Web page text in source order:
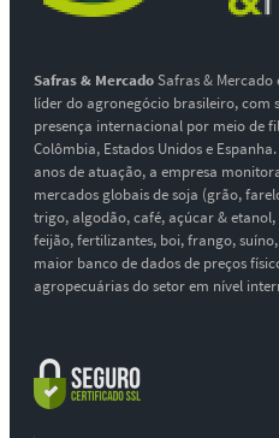
Safras & MercadoSafras & Mercado
líder do agronegócio brasileiro, com
presença internacional por meio de
Colômbia, Estados Unidos e
anos de atuação, a empresa
mercados globais de soja (grão,
trigo, algodão, café, açúcar &
feijão, fertilizantes, boi, frango,
maior banco de dados de preços
agropecuárias do setor em nível